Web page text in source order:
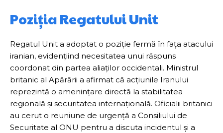
Poziția Regatului Unit
Regatul Unit a adoptat o poziție fermă în fața atacului
iranian, evidențiind necesitatea unui răspuns
coordonat din partea aliaților occidentali. Ministrul
britanic al Apărării a afirmat că acțiunile Iranului
reprezintă o amenințare directă la stabilitatea
regională și securitatea internațională. Oficialii britanici
au cerut o reuniune de urgență a Consiliului de
Securitate al ONU pentru a discuta incidentul și a